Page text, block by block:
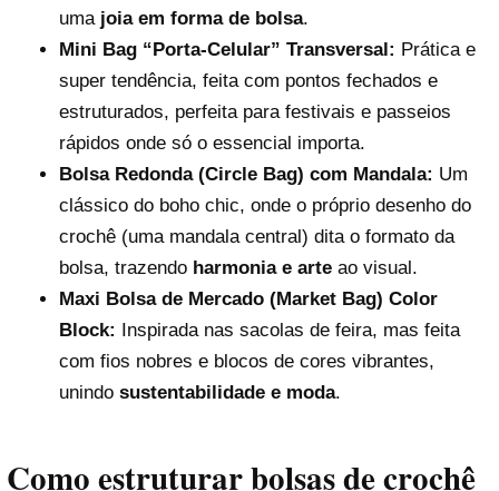
uma joia em forma de bolsa.
Mini Bag “Porta-Celular” Transversal: Prática e
super tendência, feita com pontos fechados e
estruturados, perfeita para festivais e passeios
rápidos onde só o essencial importa.
Bolsa Redonda (Circle Bag) com Mandala: Um
clássico do boho chic, onde o próprio desenho do
crochê (uma mandala central) dita o formato da
bolsa, trazendo harmonia e arteao visual.
Maxi Bolsa de Mercado (Market Bag) Color
Block: Inspirada nas sacolas de feira, mas feita
com fios nobres e blocos de cores vibrantes,
unindo sustentabilidade e moda.
Como estruturar bolsas de crochê